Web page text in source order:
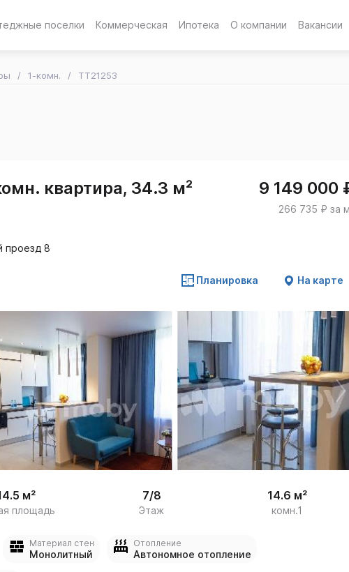
поселки Коммерческая Ипотека О компании Вакансии
1-комн. TT21253
квартира, 34.3 м² 9 149 000
266 735 ₽ за
проезд 8
Планировка На карте
16
м²
площадь
7/8
Этаж
14.6 м²
комн.1
Материал стен
Монолитный
Отопление
Автономное отопление